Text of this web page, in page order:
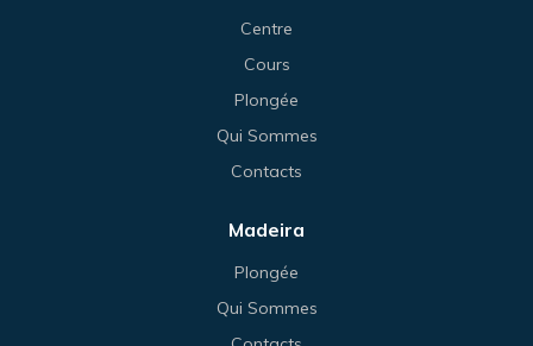
Centre
Cours
Plongée
Qui Sommes
Contacts
Madeira
Plongée
Qui Sommes